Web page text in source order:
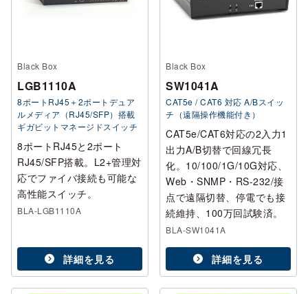
Black Box
LGB1110A
8ポートRJ45＋2ポートデュア
ルメディア（RJ45/SFP）搭載
ギガビットマネージドスイッチ
8ポートRJ45と2ポート
RJ45/SFP搭載。L2+管理対
応でファイバ接続も可能な
高性能スイッチ。
BLA-LGB1110A
詳細を見る
Black Box
SW1041A
CAT5e / CAT6 対応 A/Bスイッ
チ（遠隔操作機能付き）
CAT5e/CAT6対応の2入力1
出力A/B切替で回線冗長
化。10/100/1G/10G対応、
Web・SNMP・RS-232/接
点で遠隔切替、停電でも接
続維持、100万回試験済。
BLA-SW1041A
詳細を見る